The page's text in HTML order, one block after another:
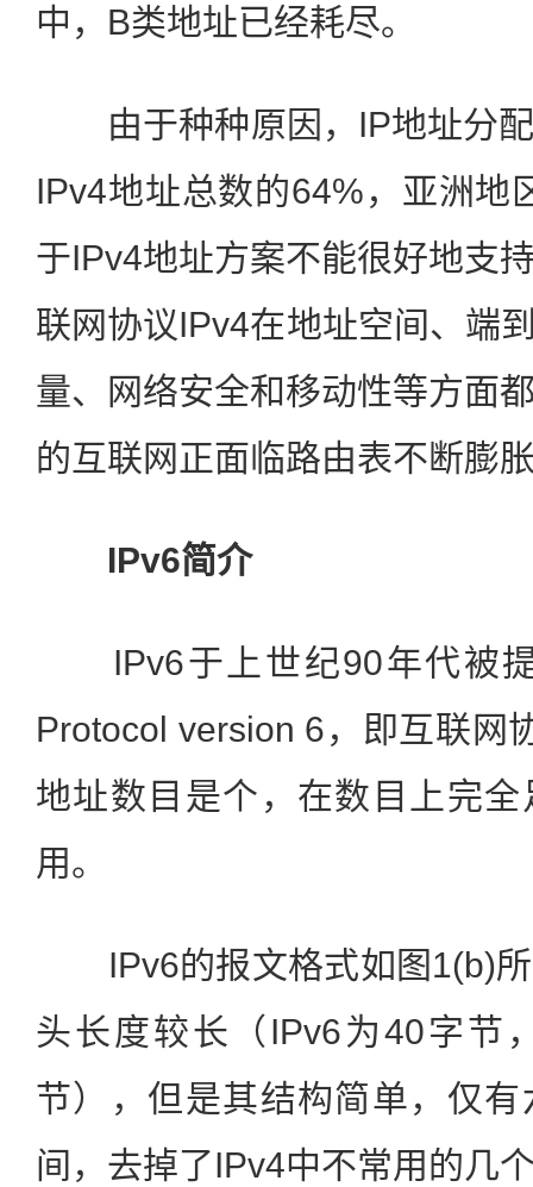
中，B类地址已经耗尽。
由于种种原因，IP地址分配
IPv4地址总数的64%，亚洲地
于IPv4地址方案不能很好地支
联网协议IPv4在地址空间、端
量、网络安全和移动性等方面
的互联网正面临路由表不断膨
IPv6简介
IPv6于上世纪90年代被提
Protocol version 6，即互联网
地址数目是个，在数目上完
用。
IPv6的报文格式如图1(b)所
头长度较长（IPv6为40字节
节），但是其结构简单，仅
间，去掉了IPv4中不常用的几